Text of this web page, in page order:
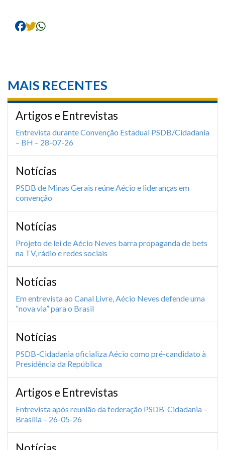
MAIS RECENTES
Artigos e Entrevistas
Entrevista durante Convenção Estadual PSDB/Cidadania
– BH – 28-07-26
Notícias
PSDB de Minas Gerais reúne Aécio e lideranças em
convenção
Notícias
Projeto de lei de Aécio Neves barra propaganda de bets
na TV, rádio e redes sociais
Notícias
Em entrevista ao Canal Livre, Aécio Neves defende uma
“nova via” para o Brasil
Notícias
PSDB-Cidadania oficializa Aécio como pré-candidato à
Presidência da República
Artigos e Entrevistas
Entrevista após reunião da federação PSDB-Cidadania –
Brasília – 26-05-26